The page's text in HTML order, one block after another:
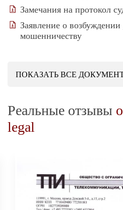
Замечания на протокол
Заявление о
мошенничеству
ПОКАЗАТЬ ВСЕ
Реальные отзывы
legal